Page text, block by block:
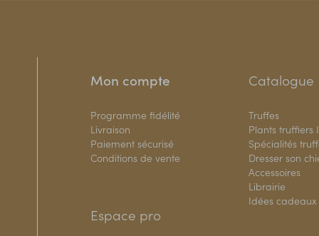
Mon compte
Programme fidélité
Livraison
Paiement sécurisé
Conditions de vente
Espace pro
Catalogue
Truffes
Plants truffiers
Spécialités
Dresser son
Accessoires
Librairie
Idées cadeaux